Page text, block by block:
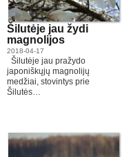
Šilutėje jau žydi
magnolijos
2018-04-17
Šilutėje jau pražydo
japoniškųjų magnolijų
medžiai, stovintys prie
Šilutės…